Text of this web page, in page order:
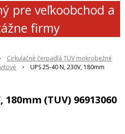
pre veľkoobchod a
firmy
Cirkulačné čerpadlá TUV mokrobežné
UPS 25-40 N, 230V, 180mm
180mm (TUV) 96913060